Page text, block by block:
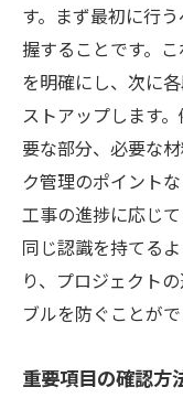
す。まず最初に行
握することです。
を明確にし、次に
ストアップします
要な部分、必要な
ク管理のポイント
工事の進捗に応じ
同じ認識を持てる
り、プロジェクト
ブルを防ぐことがで
重要項目の確認方